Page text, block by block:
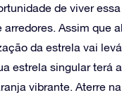
de viver
Assim que
da estrela vai
estrela singular terá
vibrante. Aterre